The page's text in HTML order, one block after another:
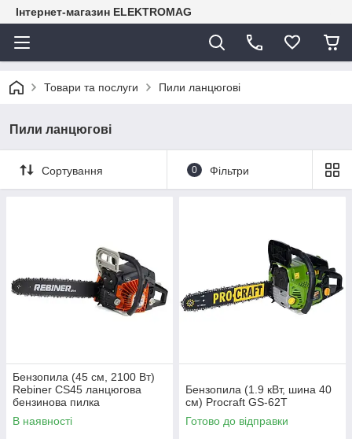
Інтернет-магазин ELEKTROMAG
Товари та послуги Пили ланцюгові
Пили ланцюгові
Сортування 0 Фільтри
Бензопила (45 см, 2100 Вт)
Rebiner CS45 ланцюгова
бензинова пилка
В наявності
Бензопила (1.9 кВт, шина 40
см) Procraft GS-62T
Готово до відправки